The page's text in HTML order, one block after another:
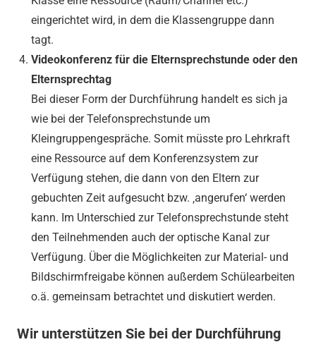
eingerichtet wird, in dem die Klassengruppe dann
tagt.
Videokonferenz für die Elternsprechstunde oder den
Elternsprechtag
Bei dieser Form der Durchführung handelt es sich ja
wie bei der Telefonsprechstunde um
Kleingruppengespräche. Somit müsste pro Lehrkraft
eine Ressource auf dem Konferenzsystem zur
Verfügung stehen, die dann von den Eltern zur
gebuchten Zeit aufgesucht bzw. ‚angerufen‘ werden
kann. Im Unterschied zur Telefonsprechstunde steht
den Teilnehmenden auch der optische Kanal zur
Verfügung. Über die Möglichkeiten zur Material- und
Bildschirmfreigabe können außerdem Schülearbeiten
o.ä. gemeinsam betrachtet und diskutiert werden.
Wir unterstützen Sie bei der Durchführung